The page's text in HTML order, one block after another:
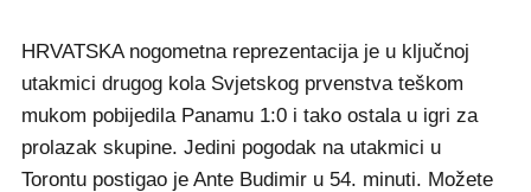
HRVATSKA nogometna reprezentacija je u ključnoj
utakmici drugog kola Svjetskog prvenstva teškom
mukom pobijedila Panamu 1:0 i tako ostala u igri za
prolazak skupine. Jedini pogodak na utakmici u
Torontu postigao je Ante Budimir u 54. minuti. Možete